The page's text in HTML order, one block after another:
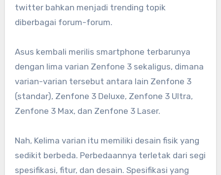
twitter bahkan menjadi trending topik
diberbagai forum-forum.
Asus kembali merilis smartphone terbarunya
dengan lima varian Zenfone 3 sekaligus, dimana
varian-varian tersebut antara lain Zenfone 3
(standar), Zenfone 3 Deluxe, Zenfone 3 Ultra,
Zenfone 3 Max, dan Zenfone 3 Laser.
Nah, Kelima varian itu memiliki desain fisik yang
sedikit berbeda. Perbedaannya terletak dari segi
spesifikasi, fitur, dan desain. Spesifikasi yang